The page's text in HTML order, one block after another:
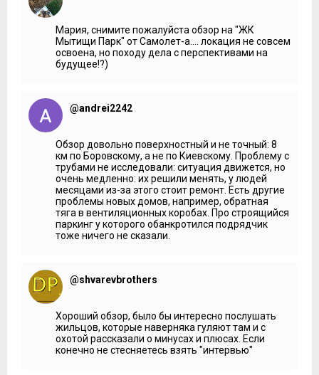
Мария, снимите пожалуйста обзор на "ЖК
Мытищи Парк" от Самолет-а.... локация не совсем
освоена, но походу дела с перспективами на
будущее!?)
@andrei2242
Обзор довольно поверхностный и не точный: 8
км по Боровскому, а не по Киевскому. Проблему с
трубами не исследовали: ситуация движется, но
очень медленно: их решили менять, у людей
месяцами из-за этого стоит ремонт. Есть другие
проблемы новых домов, например, обратная
тяга в вентиляционных коробах. Про строящийся
паркинг у которого обанкротился подрядчик
тоже ничего не сказали.
@shvarevbrothers
Хороший обзор, было бы интересно послушать
жильцов, которые наверняка гуляют там и с
охотой рассказали о минусах и плюсах. Если
конечно не стесняетесь взять "интервью"